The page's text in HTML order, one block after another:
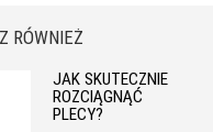
RÓWNIEŻ
JAK SKUTECZNIE
ROZCIĄGNĄĆ
PLECY?